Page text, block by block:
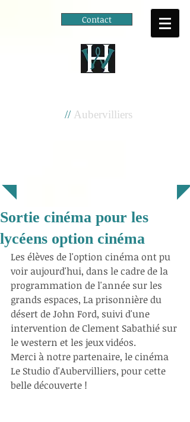
Contact
//Aubervilliers
Sortie cinéma pour les
lycéens option cinéma
Les élèves de l'option cinéma ont pu
voir aujourd'hui, dans le cadre de la
programmation de l'année sur les
grands espaces, La prisonnière du
désert de John Ford, suivi d'une
intervention de Clement Sabathié sur
le western et les jeux vidéos.
Merci à notre partenaire, le cinéma
Le Studio d'Aubervilliers, pour cette
belle découverte !